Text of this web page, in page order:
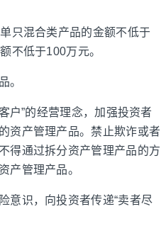
只混合类产品的金额不低于
不低于100万元。
。
户”的经营理念，加强投资者
资产管理产品。禁止欺诈或者
得通过拆分资产管理产品的方
产管理产品。
意识，向投资者传递“卖者尽